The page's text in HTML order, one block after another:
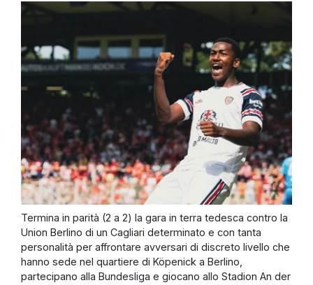
Termina in parità (2 a 2) la gara in terra tedesca contro la
Union Berlino di un Cagliari determinato e con tanta
personalità per affrontare avversari di discreto livello che
hanno sede nel quartiere di Köpenick a Berlino,
partecipano alla Bundesliga e giocano allo Stadion An der